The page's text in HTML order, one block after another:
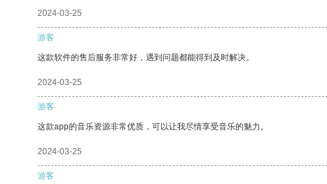
2024-03-25
游客
这款软件的售后服务非常好，遇到问题都能得到及时解决。
2024-03-25
游客
这款app的音乐资源非常优质，可以让我尽情享受音乐的魅力。
2024-03-25
游客